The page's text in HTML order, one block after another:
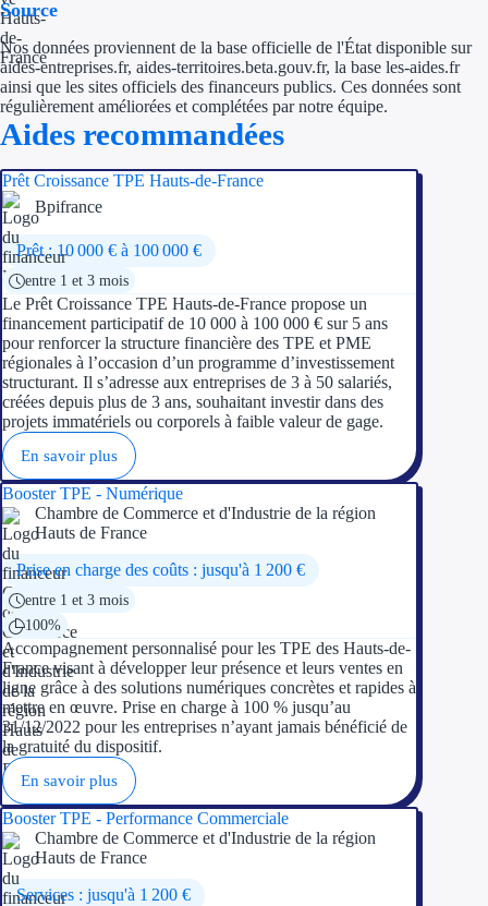
Aides Région
Aides Région
Aides Européennes
Nos tarifs
Recherche autonome
Accompagnement
Nos guides
Nos partenaires
Source
Nos données proviennent de la base officielle de l'État disponible sur
aides-entreprises.fr, aides-territoires.beta.gouv.fr, la base les-aides.fr
ainsi que les sites officiels des financeurs publics. Ces données sont
régulièrement améliorées et complétées par notre équipe.
Aides recommandées
Prêt Croissance TPE Hauts-de-France
Bpifrance
Prêt : 10 000 € à 100 000 €
entre 1 et 3 mois
Le Prêt Croissance TPE Hauts-de-France propose un
financement participatif de 10 000 à 100 000 € sur 5 ans
pour renforcer la structure financière des TPE et PME
régionales à l’occasion d’un programme d’investissement
structurant. Il s’adresse aux entreprises de 3 à 50 salariés,
créées depuis plus de 3 ans, souhaitant investir dans des
projets immatériels ou corporels à faible valeur de gage.
En savoir plus
Booster TPE - Numérique
Chambre de Commerce et d'Industrie de la région
Hauts de France
Prise en charge des coûts : jusqu'à 1 200 €
entre 1 et 3 mois
100%
Accompagnement personnalisé pour les TPE des Hauts-de-
France visant à développer leur présence et leurs ventes en
ligne grâce à des solutions numériques concrètes et rapides à
mettre en œuvre. Prise en charge à 100 % jusqu’au
31/12/2022 pour les entreprises n’ayant jamais bénéficié de
la gratuité du dispositif.
En savoir plus
Booster TPE - Performance Commerciale
Chambre de Commerce et d'Industrie de la région
Hauts de France
Services : jusqu'à 1 200 €